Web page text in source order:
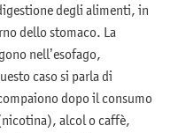
degli alimenti, in
dello stomaco. La
nell’esofago,
caso si parla di
dopo il consumo
alcol o caffè,